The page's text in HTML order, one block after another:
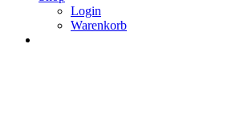
Login
Warenkorb